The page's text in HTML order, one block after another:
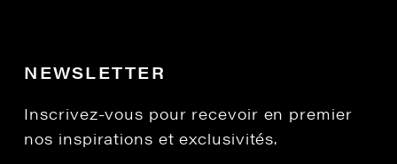
NEWSLETTER
Inscrivez-vous pour recevoir en premier
nos inspirations et exclusivités.